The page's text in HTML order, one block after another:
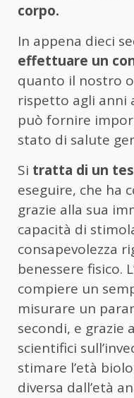
corpo.
In appena dieci
effettuare un
quanto il nostro
rispetto agli anni
può fornire
stato di salute
Si tratta di un
eseguire, che ha
grazie alla sua
capacità di
consapevolezza
benessere fisico.
compiere un
misurare un
secondi, e grazie
scientifici
stimare l’età
diversa dall’età